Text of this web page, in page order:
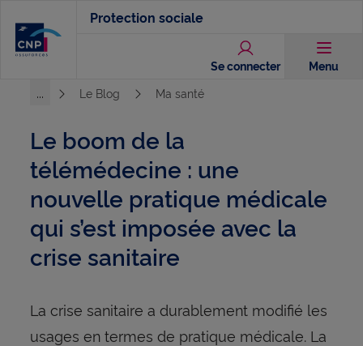
contenu
Protection sociale
Se connecter Menu
...
Le Blog Ma santé
Le boom de la
télémédecine : une
nouvelle pratique médicale
qui s’est imposée avec la
crise sanitaire
La crise sanitaire a durablement modifié les
usages en termes de pratique médicale. La